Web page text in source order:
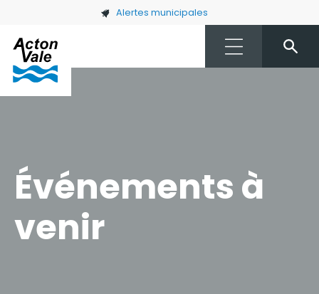
Skip to main content Alertes municipales
Événements à
venir